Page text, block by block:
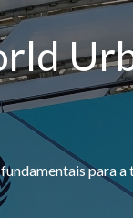
para